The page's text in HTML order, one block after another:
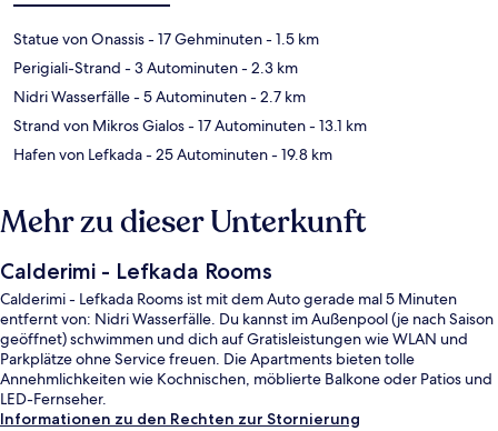
Statue von Onassis- 17 Gehminuten- 1.5 km
Perigiali-Strand - 3 Autominuten- 2.3 km
Nidri Wasserfälle- 5 Autominuten- 2.7 km
Strand von Mikros Gialos- 17 Autominuten- 13.1 km
Hafen von Lefkada- 25 Autominuten- 19.8 km
Mehr zu dieser Unterkunft
Calderimi - Lefkada Rooms
Calderimi - Lefkada Rooms ist mit dem Auto gerade mal 5 Minuten
entfernt von: Nidri Wasserfälle. Du kannst im Außenpool (je nach Saison
geöffnet) schwimmen und dich auf Gratisleistungen wie WLAN und
Parkplätze ohne Service freuen. Die Apartments bieten tolle
Annehmlichkeiten wie Kochnischen, möblierte Balkone oder Patios und
LED-Fernseher.
Informationen zu den Rechten zur Stornierung